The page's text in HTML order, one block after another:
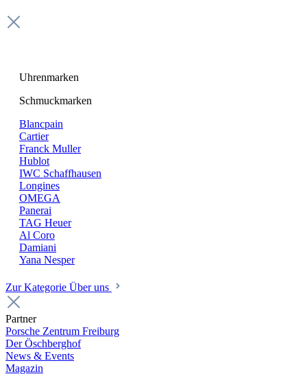
Uhrenmarken
Schmuckmarken
Blancpain
Cartier
Franck Muller
Hublot
IWC Schaffhausen
Longines
OMEGA
Panerai
TAG Heuer
Al Coro
Damiani
Yana Nesper
Zur Kategorie Über uns
Partner
Porsche Zentrum Freiburg
Der Öschberghof
News & Events
Magazin